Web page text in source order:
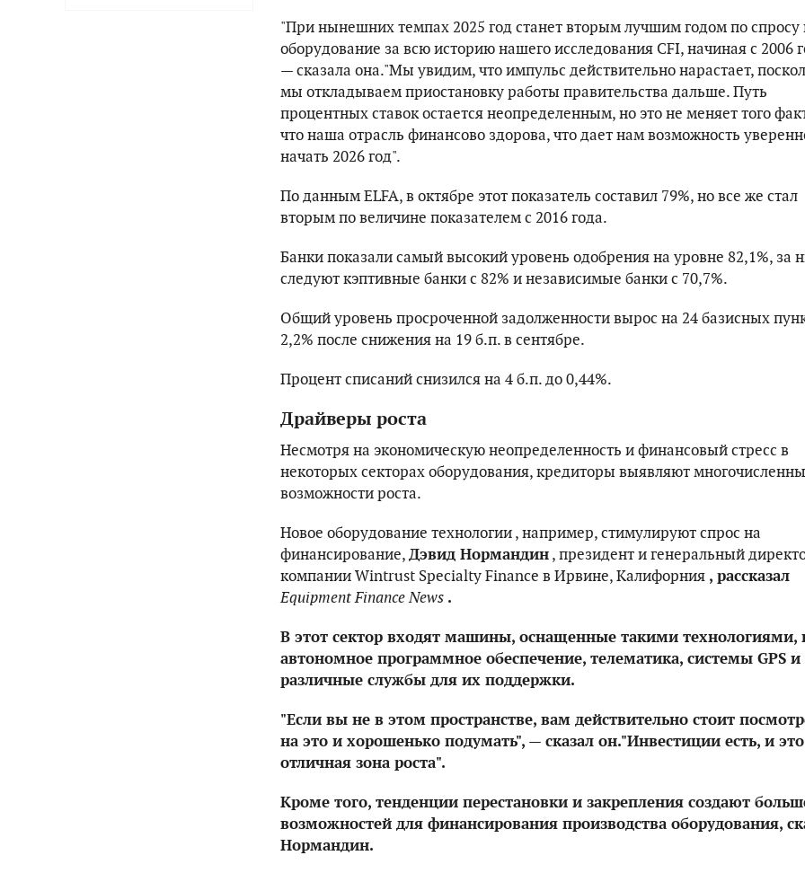
"При нынешних темпах 2025 год станет вторым лучшим годом по спросу
оборудование за всю историю нашего исследования CFI, начиная с 2006
— сказала она."Мы увидим, что импульс действительно нарастает,
мы откладываем приостановку работы правительства дальше. Путь
процентных ставок остается неопределенным, но это не меняет того
что наша отрасль финансово здорова, что дает нам возможность
начать 2026 год".
По данным ELFA, в октябре этот показатель составил 79%, но все же стал
вторым по величине показателем с 2016 года.
Банки показали самый высокий уровень одобрения на уровне 82,1%, за
следуют кэптивные банки с 82% и независимые банки с 70,7%.
Общий уровень просроченной задолженности вырос на 24 базисных
2,2% после снижения на 19 б.п. в сентябре.
Процент списаний снизился на 4 б.п. до 0,44%.
Драйверы роста
Несмотря на экономическую неопределенность и финансовый стресс в
некоторых секторах оборудования, кредиторы выявляют
возможности роста.
Новое оборудование технологии , например, стимулируют спрос на
финансирование,Дэвид Нормандин, президент и генеральный
компании Wintrust Specialty Finance в Ирвине, Калифорния , рассказал
Equipment Finance News .
В этот сектор входят машины, оснащенные такими технологиями,
автономное программное обеспечение, телематика, системы GPS и
различные службы для их поддержки.
"Если вы не в этом пространстве, вам действительно стоит
на это и хорошенько подумать", — сказал он."Инвестиции есть, и это
отличная зона роста".
Кроме того, тенденции перестановки и закрепления создают
возможностей для финансирования производства оборудования,
Нормандин.